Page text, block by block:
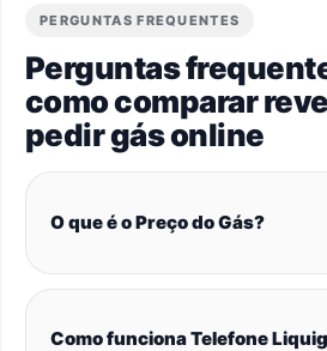
PERGUNTAS FREQUENTES
Perguntas
como comparar
pedir gás online
O que é o Preço do Gás?
Como funciona Telefone